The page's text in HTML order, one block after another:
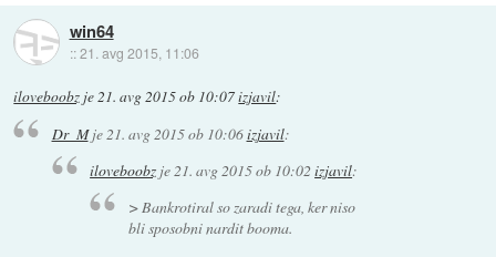
win64
::21. avg 2015, 11:06
iloveboobz je21. avg 2015 ob 10:07izjavil:
Dr_Mje21. avg 2015 ob 10:06izjavil:
iloveboobz je 21. avg 2015 ob 10:02izjavil:
> Bankrotiral so zaradi tega, ker niso
bli sposobni nardit booma.